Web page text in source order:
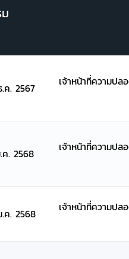
ค. 2567
เจ้าหน้าที่ความปล
. 2568
เจ้าหน้าที่ความปล
ค. 2568
เจ้าหน้าที่ความปล